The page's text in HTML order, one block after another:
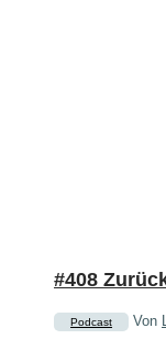
#408
Podcast Von